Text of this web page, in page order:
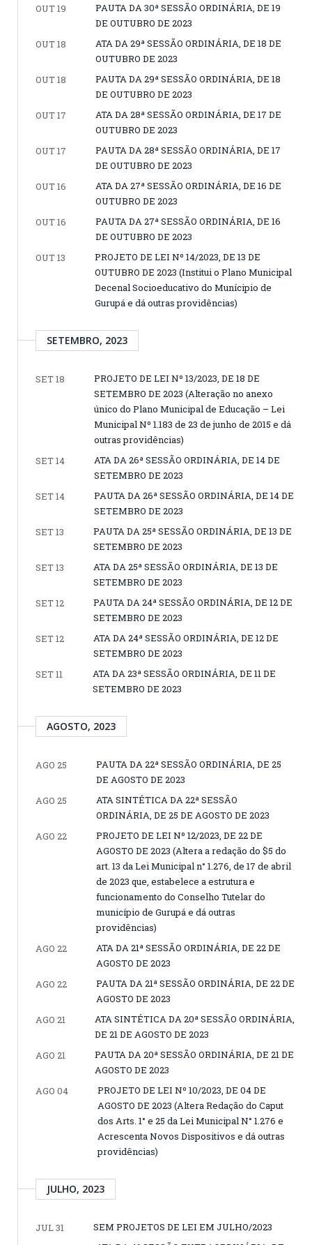
OUT 19
PAUTA DA 30ª SESSÃO ORDINÁRIA, DE 19
DE OUTUBRO DE 2023
OUT 18
ATA DA 29ª SESSÃO ORDINÁRIA, DE 18 DE
OUTUBRO DE 2023
OUT 18
PAUTA DA 29ª SESSÃO ORDINÁRIA, DE 18
DE OUTUBRO DE 2023
OUT 17
ATA DA 28ª SESSÃO ORDINÁRIA, DE 17 DE
OUTUBRO DE 2023
OUT 17
PAUTA DA 28ª SESSÃO ORDINÁRIA, DE 17
DE OUTUBRO DE 2023
OUT 16
ATA DA 27ª SESSÃO ORDINÁRIA, DE 16 DE
OUTUBRO DE 2023
OUT 16
PAUTA DA 27ª SESSÃO ORDINÁRIA, DE 16
DE OUTUBRO DE 2023
OUT 13
PROJETO DE LEI Nº 14/2023, DE 13 DE
OUTUBRO DE 2023 (Institui o Plano Municipal
Decenal Socioeducativo do Munícipio de
Gurupá e dá outras providências)
SETEMBRO, 2023
SET 18
PROJETO DE LEI Nº 13/2023, DE 18 DE
SETEMBRO DE 2023 (Alteração no anexo
único do Plano Municipal de Educação – Lei
Municipal Nº 1.183 de 23 de junho de 2015 e dá
outras providências)
SET 14
ATA DA 26ª SESSÃO ORDINÁRIA, DE 14 DE
SETEMBRO DE 2023
SET 14
PAUTA DA 26ª SESSÃO ORDINÁRIA, DE 14 DE
SETEMBRO DE 2023
SET 13
PAUTA DA 25ª SESSÃO ORDINÁRIA, DE 13 DE
SETEMBRO DE 2023
SET 13
ATA DA 25ª SESSÃO ORDINÁRIA, DE 13 DE
SETEMBRO DE 2023
SET 12
PAUTA DA 24ª SESSÃO ORDINÁRIA, DE 12 DE
SETEMBRO DE 2023
SET 12
ATA DA 24ª SESSÃO ORDINÁRIA, DE 12 DE
SETEMBRO DE 2023
SET 11
ATA DA 23ª SESSÃO ORDINÁRIA, DE 11 DE
SETEMBRO DE 2023
AGOSTO, 2023
AGO 25
PAUTA DA 22ª SESSÃO ORDINÁRIA, DE 25
DE AGOSTO DE 2023
AGO 25
ATA SINTÉTICA DA 22ª SESSÃO
ORDINÁRIA, DE 25 DE AGOSTO DE 2023
AGO 22
PROJETO DE LEI Nº 12/2023, DE 22 DE
AGOSTO DE 2023 (Altera a redação do $5 do
art. 13 da Lei Municipal n° 1.276, de 17 de abril
de 2023 que, estabelece a estrutura e
funcionamento do Conselho Tutelar do
município de Gurupá e dá outras
providências)
AGO 22
ATA DA 21ª SESSÃO ORDINÁRIA, DE 22 DE
AGOSTO DE 2023
AGO 22
PAUTA DA 21ª SESSÃO ORDINÁRIA, DE 22 DE
AGOSTO DE 2023
AGO 21
ATA SINTÉTICA DA 20ª SESSÃO ORDINÁRIA,
DE 21 DE AGOSTO DE 2023
AGO 21
PAUTA DA 20ª SESSÃO ORDINÁRIA, DE 21 DE
AGOSTO DE 2023
AGO 04
PROJETO DE LEI Nº 10/2023, DE 04 DE
AGOSTO DE 2023 (Altera Redação do Caput
dos Arts. 1° e 25 da Lei Municipal N° 1.276 e
Acrescenta Novos Dispositivos e dá outras
providências)
JULHO, 2023
JUL 31
SEM PROJETOS DE LEI EM JULHO/2023